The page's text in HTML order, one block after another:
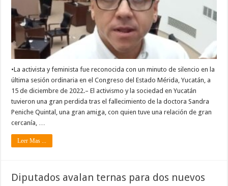
•La activista y feminista fue reconocida con un minuto de silencio en la
última sesión ordinaria en el Congreso del Estado Mérida, Yucatán, a
15 de diciembre de 2022.– El activismo y la sociedad en Yucatán
tuvieron una gran perdida tras el fallecimiento de la doctora Sandra
Peniche Quintal, una gran amiga, con quien tuve una relación de gran
cercanía, …
Leer Mas ...
Diputados avalan ternas para dos nuevos